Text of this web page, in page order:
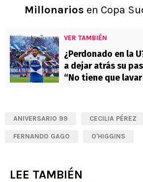
Millonarios en Copa
VER TAMBIÉN
¿Perdonado en la
a dejar atrás su
“No tiene que
ANIVERSARIO 99 CECILIA PÉREZ
FERNANDO GAGO O'HIGGINS
LEE TAMBIÉN